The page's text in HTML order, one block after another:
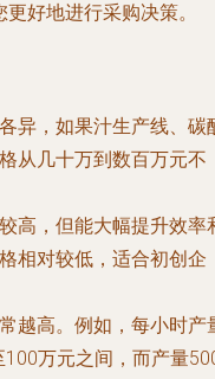
好地进行采购决策。
异，如果汁生产线、碳
从几十万到数百万元不
高，但能大幅提升效率
相对较低，适合初创企
越高。例如，每小时产
万元之间，而产量